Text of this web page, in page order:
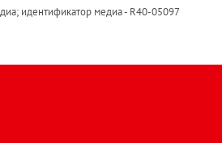
идентификатор медиа - R40-05097